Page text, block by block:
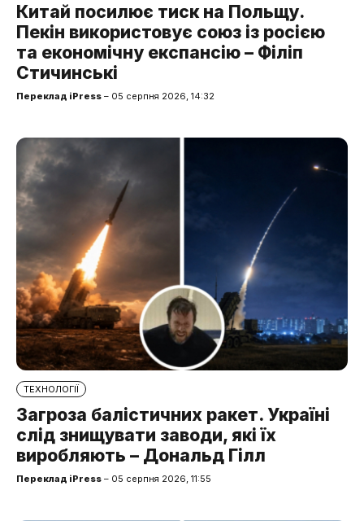
Китай посилює тиск на Польщу.
Пекін використовує союз із росією
та економічну експансію – Філіп
Стичинські
Переклад iPress – 05 серпня 2026, 14:32
ТЕХНОЛОГІЇ
Загроза балістичних ракет. Україні
слід знищувати заводи, які їх
виробляють – Дональд Гілл
Переклад iPress – 05 серпня 2026, 11:55